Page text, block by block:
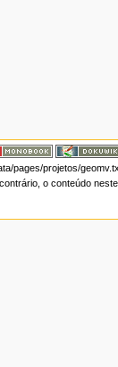
pages/projetos/
o conteúdo